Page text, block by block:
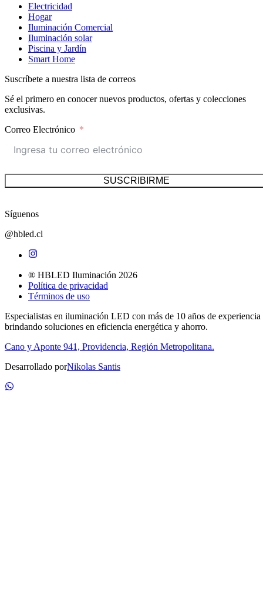
Electricidad
Hogar
Iluminación Comercial
Iluminación solar
Piscina y Jardín
Smart Home
Suscríbete a nuestra lista de correos
Sé el primero en conocer nuevos productos, ofertas y colecciones
exclusivas.
Correo Electrónico
SUSCRIBIRME
Síguenos
@hbled.cl
® HBLED Iluminación 2026
Política de privacidad
Términos de uso
Especialistas en iluminación LED con más de 10 años de experiencia
brindando soluciones en eficiencia energética y ahorro.
Cano y Aponte 941, Providencia, Región Metropolitana.
Desarrollado porNikolas Santis